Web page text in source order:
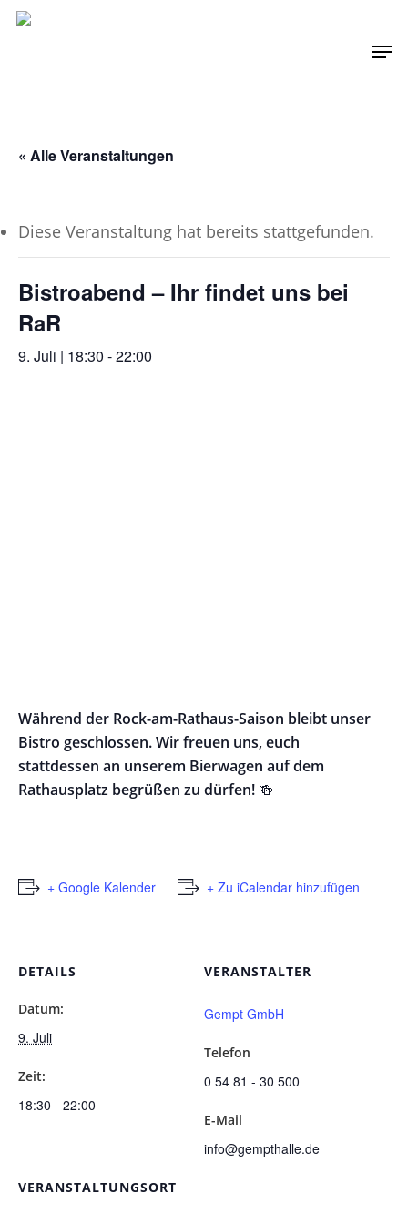
Skip
« Alle Veranstaltungen
Diese Veranstaltung hat bereits stattgefunden.
Bistroabend – Ihr findet uns bei
RaR
9. Juli | 18:30 -22:00
Während der Rock-am-Rathaus-Saison bleibt unser
Bistro geschlossen. Wir freuen uns, euch
stattdessen an unserem Bierwagen auf dem
Rathausplatz begrüßen zu dürfen! 🍻
+ Google Kalender + Zu iCalendar hinzufügen
DETAILS
Datum:
9. Juli
Zeit:
18:30 - 22:00
VERANSTALTUNGSORT
VERANSTALTER
Gempt GmbH
Telefon
0 54 81 - 30 500
E-Mail
info@gempthalle.de